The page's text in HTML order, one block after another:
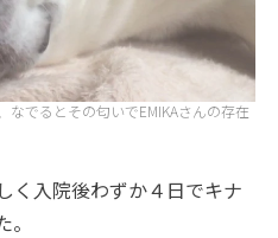
でるとその匂いでEMIKAさんの存在
く入院後わずか４日でキナ